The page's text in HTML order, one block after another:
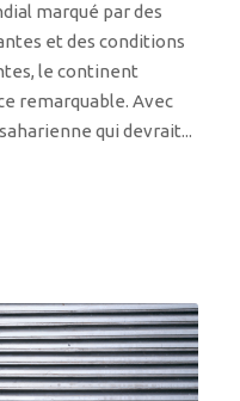
marqué par des
et des conditions
le continent
remarquable. Avec
qui devrait...